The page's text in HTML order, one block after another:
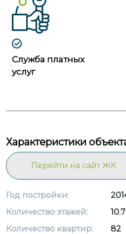
Служба платных
услуг
Характеристики
Перейти на сайт ЖК
Год постройки:
Количество этажей:
10.7
Количество квартир:
82